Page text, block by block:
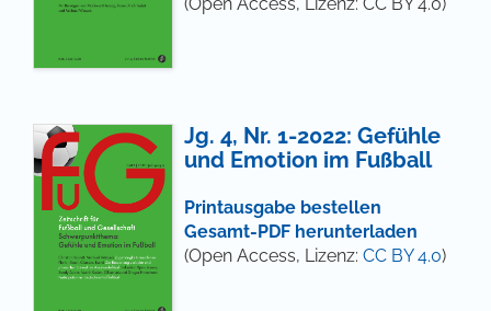
Jg. 4, Nr. 1-2022: Gefühle
und Emotion im Fußball
Printausgabe bestellen
Gesamt-PDF herunterladen
(Open Access, Lizenz: CC BY 4.0)